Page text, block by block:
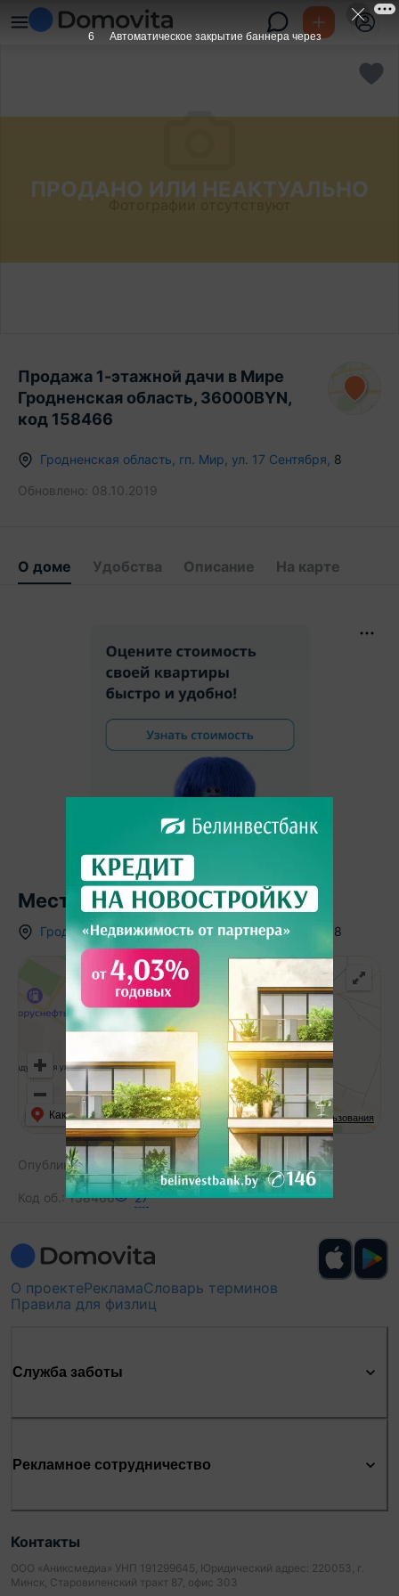
ПРОДАНО ИЛИ НЕАКТУАЛЬНО
Продажа 1-этажной дачи в Мире
Гродненская область, 36000BYN,
код 158466
Гродненская область гп. Мир ул. 17 Сентября 8
Обновлено: 08.10.2019
О доме Удобства Описание На карте
Местоположение
Гродненская область, гп. Мир, ул. 17 Сентября, 8
Условия использования
Как добраться API Карт
Опубликовано:08.10.2019
Код об.:158466 27
О проектеРекламаСловарь терминов
Правила для физлиц
Служба заботы
Рекламное сотрудничество
Контакты
ООО «Аниксмедиа» УНП 191299645, Юридический адрес: 220053, г.
Минск, Старовиленский тракт 87, офис 303
6 Автоматическое закрытие баннера через